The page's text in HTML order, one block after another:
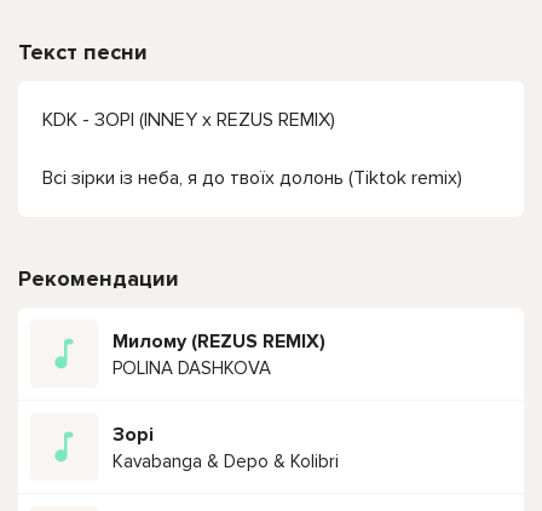
Текст песни
KDK - 3OPI (INNEY x REZUS REMIX)
Всі зірки із неба, я до твоїх долонь (Tiktok remix)
Рекомендации
Милому (REZUS REMIX)
POLINA DASHKOVA
Зорі
Kavabanga & Depo & Kolibri